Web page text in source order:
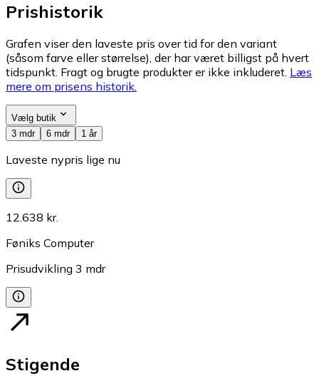
Prishistorik
Grafen viser den laveste pris over tid for den variant
(såsom farve eller størrelse), der har været billigst på hvert
tidspunkt. Fragt og brugte produkter er ikke inkluderet. Læs
mere om prisens historik.
Vælg butik
3 mdr
6 mdr 1 år
Laveste nypris lige nu
12.638 kr.
Føniks Computer
Prisudvikling 3 mdr
Stigende